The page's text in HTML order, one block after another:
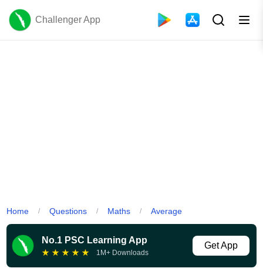
Challenger App
Home / Questions / Maths / Average
No.1 PSC Learning App
★ ★ ★ ★ ★ 1M+ Downloads
Get App